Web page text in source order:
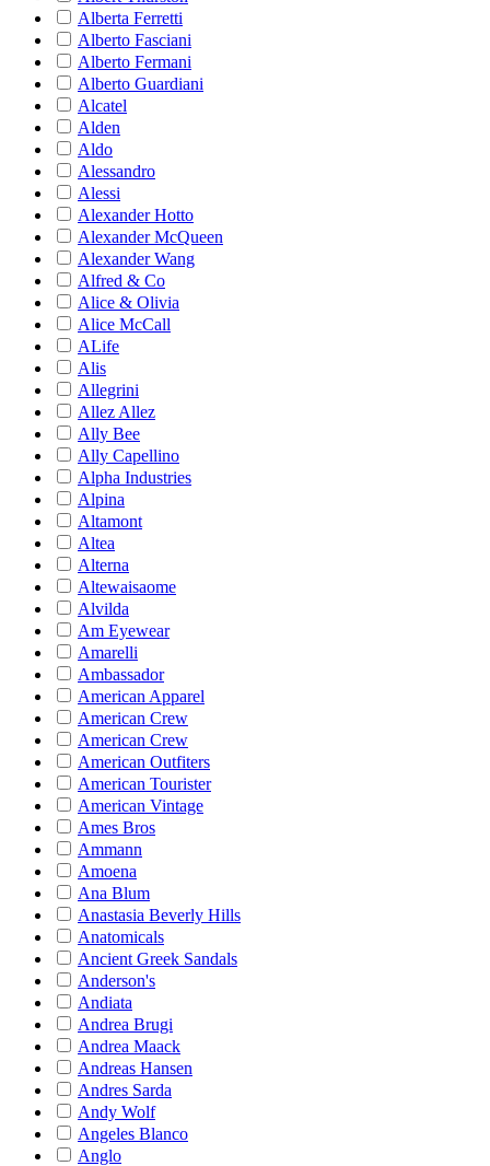
Alberta Ferretti
Alberto Fasciani
Alberto Fermani
Alberto Guardiani
Alcatel
Alden
Aldo
Alessandro
Alessi
Alexander Hotto
Alexander McQueen
Alexander Wang
Alfred & Co
Alice & Olivia
Alice McCall
ALife
Alis
Allegrini
Allez Allez
Ally Bee
Ally Capellino
Alpha Industries
Alpina
Altamont
Altea
Alterna
Altewaisaome
Alvilda
Am Eyewear
Amarelli
Ambassador
American Apparel
American Crew
American Crew
American Outfiters
American Tourister
American Vintage
Ames Bros
Ammann
Amoena
Ana Blum
Anastasia Beverly Hills
Anatomicals
Ancient Greek Sandals
Anderson's
Andiata
Andrea Brugi
Andrea Maack
Andreas Hansen
Andres Sarda
Andy Wolf
Angeles Blanco
Anglo